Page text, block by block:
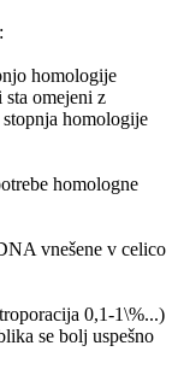
homologije
sta omejeni z
homologije
homologne
vnešene v celico
0,1-1\%...)
se bolj uspešno